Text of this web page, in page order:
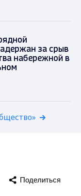
за срыв
набережной в
Поделиться